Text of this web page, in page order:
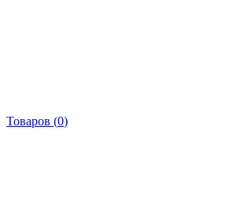
Товаров (0)